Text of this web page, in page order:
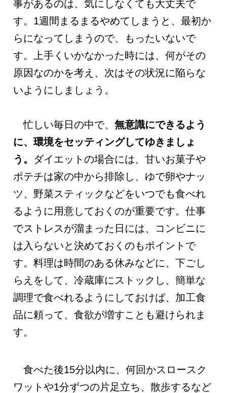
事があるのは、気にしなくても大丈夫で
す。1週間まるまるやめてしまうと、最初か
らになってしまうので、もったいないで
す。上手くいかなかった時には、何がその
原因なのかを考え、次はその状況に陥らな
いようにしましょう。
忙しい毎日の中で、無意識にできるよう
に、環境をセッティングしてゆきましょ
う。 ダイエットの場合には、甘いお菓子や
ポテチは家の中から排除し、ゆで卵やナッ
ツ、野菜スティックなどをいつでも食べれ
るように用意しておくのが重要です。仕事
でストレスが溜まった日には、コンビニに
は入らないと決めておくのもポイントで
す。料理は時間のある休みなどに、下ごし
らえをして、冷蔵庫にストックし、簡単な
調理で食べれるようにしておけば、加工食
品に頼って、食欲が増すことも避けられま
す。
食べた後15分以内に、何回かスロースク
ワットや1分ずつの片足立ち、散歩するなど